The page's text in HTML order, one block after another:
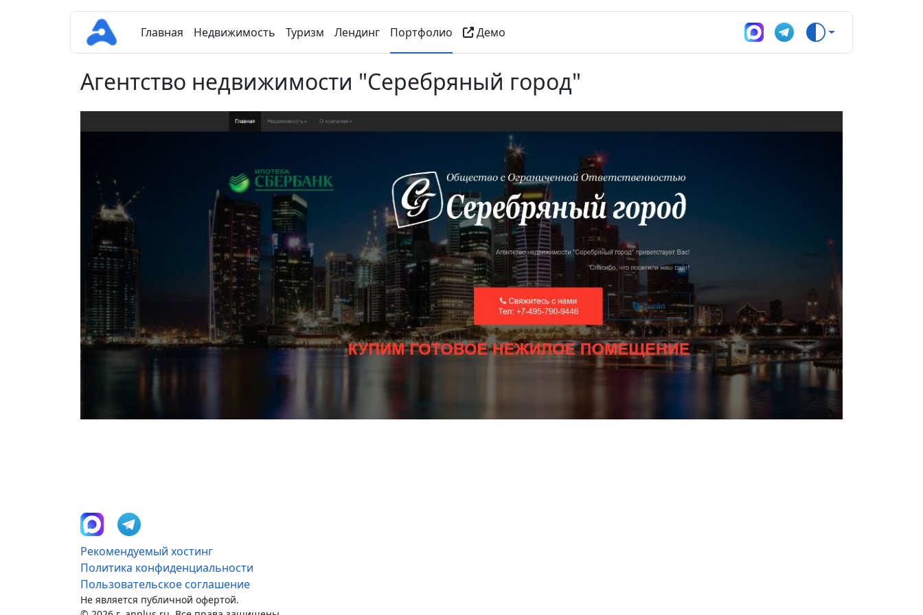
Главная Недвижимость Туризм Лендинг Портфолио Демо
Агентство недвижимости "Серебряный город"
Рекомендуемый хостинг
Политика конфиденциальности
Пользовательское соглашение
Не является публичной офертой.